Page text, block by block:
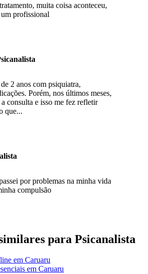
muita coisa aconteceu,
profissional
2 anos com psiquiatra,
Porém, nos últimos meses,
consulta e isso me fez refletir
que...
por problemas na minha vida
compulsão
para Psicanalista
em Caruaru
em Caruaru